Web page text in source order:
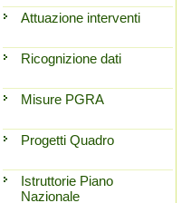
Attuazione interventi
Ricognizione dati
Misure PGRA
Progetti Quadro
Istruttorie Piano
Nazionale